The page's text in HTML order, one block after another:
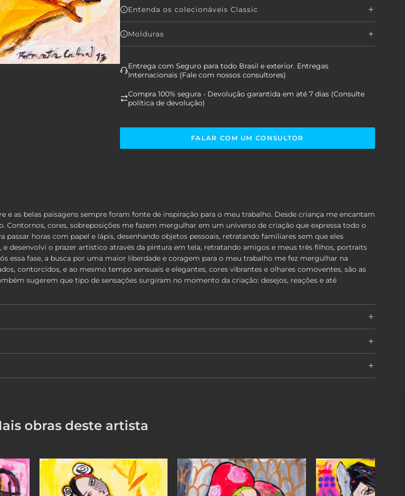
Entenda os colecionáveis Classic
Molduras
Entrega com Seguro para todo Brasil e exterior. Entregas
Internacionais (Fale com nossos consultores)
Compra 100% segura - Devolução garantida em até 7 dias (Consulte
política de devolução)
FALAR COM UM CONSULTOR
e as belas paisagens sempre foram fonte de inspiração para o meu trabalho. Desde criança me encantam
cores, sobreposições me fazem mergulhar em um universo de criação que expressa todo o
horas com papel e lápis, desenhando objetos pessoais, retratando familiares sem que eles
desenvolvi o prazer artístico através da pintura em tela, retratando amigos e meus três filhos, portraits
essa fase, a busca por uma maior liberdade e coragem para o meu trabalho me fez mergulhar na
contorcidos, e ao mesmo tempo sensuais e elegantes, cores vibrantes e olhares comoventes, são as
sugerem que tipo de sensações surgiram no momento da criação: desejos, reações e até
obras deste artista